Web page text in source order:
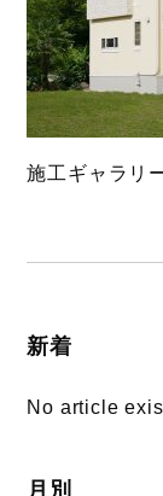
施工ギャラ
新着
No article
月別